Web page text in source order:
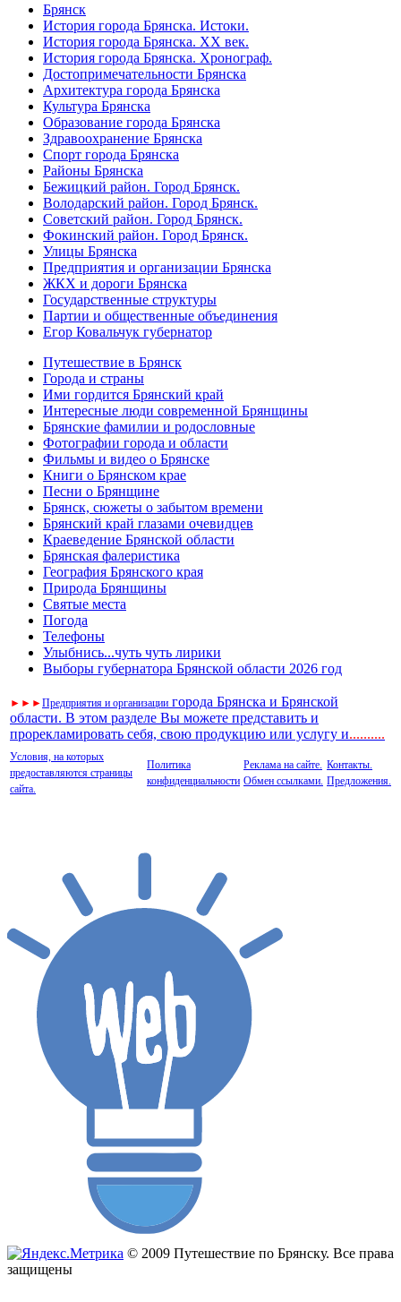
Брянск
История города Брянска. Истоки.
История города Брянска. XX век.
История города Брянска. Хронограф.
Достопримечательности Брянска
Архитектура города Брянска
Культура Брянска
Образование города Брянска
Здравоохранение Брянска
Спорт города Брянска
Районы Брянска
Бежицкий район. Город Брянск.
Володарский район. Город Брянск.
Советский район. Город Брянск.
Фокинский район. Город Брянск.
Улицы Брянска
Предприятия и организации Брянска
ЖКХ и дороги Брянска
Государственные структуры
Партии и общественные объединения
Егор Ковальчук губернатор
Путешествие в Брянск
Города и страны
Ими гордится Брянский край
Интересные люди современной Брянщины
Брянские фамилии и родословные
Фотографии города и области
Фильмы и видео о Брянске
Книги о Брянском крае
Песни о Брянщине
Брянск, сюжеты о забытом времени
Брянский край глазами очевидцев
Краеведение Брянской области
Брянская фалеристика
География Брянского края
Природа Брянщины
Святые места
Погода
Телефоны
Улыбнись...чуть чуть лирики
Выборы губернатора Брянской области 2026 год
► ► ►Предприятия и организации города Брянска и Брянской
области. В этом разделе Вы можете представить и
прорекламировать себя, свою продукцию или услугу и..........
Условия, на которых
предоставляются страницы
сайта.
Политика
конфиденциальности
Реклама на сайте.
Обмен ссылками.
Контакты.
Предложения.
© 2009 Путешествие по Брянску. Все права
защищены